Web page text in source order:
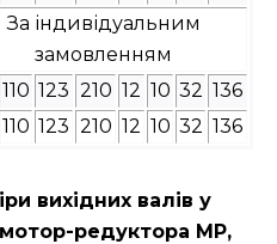
За індивідуальним
замовленням
110 123 210 12 10 32 136
110 123 210 12 10 32 136
вихідних валів у
редуктора МР,